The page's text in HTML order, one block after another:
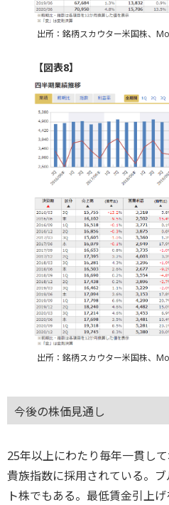
出所：銘柄スカウター米国株、
【図表8】
出所：銘柄スカウター米国株、
今後の株価見通し
25年以上にわたり毎年一貫し
貴族指数に採用されている。
ト株でもある。最低賃金引上